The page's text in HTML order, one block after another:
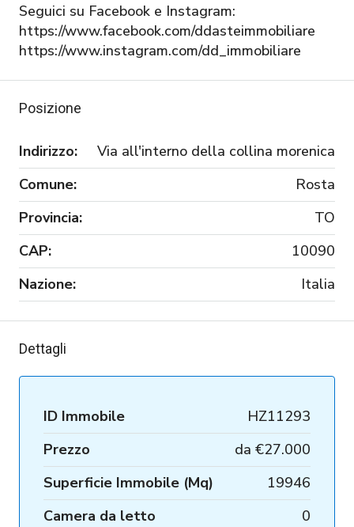
Seguici su Facebook e Instagram:
https://www.facebook.com/ddasteimmobiliare
https://www.instagram.com/dd_immobiliare
Posizione
Indirizzo:
Via all'interno della collina morenica
Comune:
Rosta
Provincia:
TO
CAP:
10090
Nazione:
Italia
Dettagli
ID Immobile
HZ11293
Prezzo
da €27.000
Superficie Immobile (Mq)
19946
Camera da letto
0